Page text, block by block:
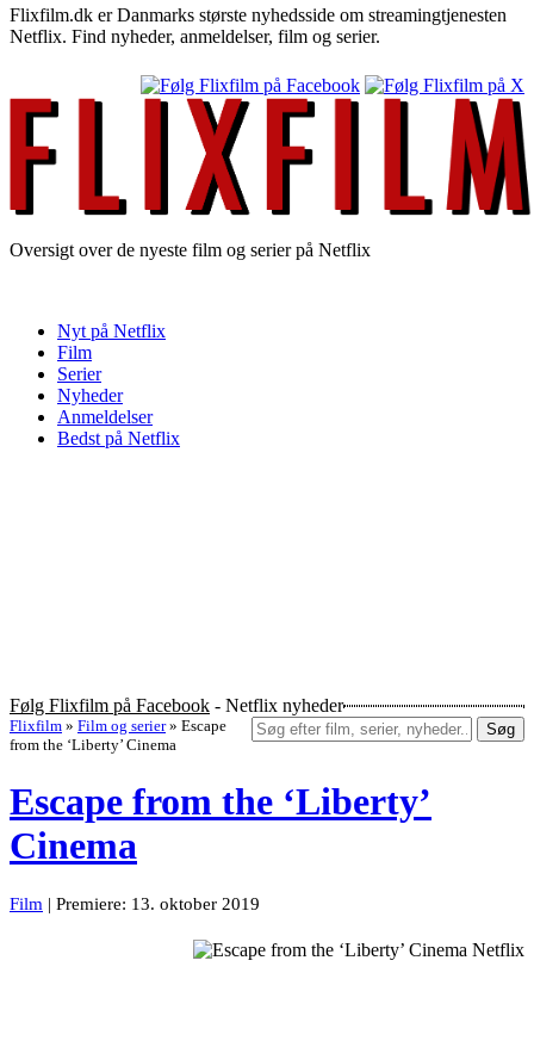
Flixfilm.dk er Danmarks største nyhedsside om streamingtjenesten
Netflix. Find nyheder, anmeldelser, film og serier.
Oversigt over de nyeste film og serier på Netflix
Nyt på Netflix
Film
Serier
Nyheder
Anmeldelser
Bedst på Netflix
Følg Flixfilm på Facebook - Netflix nyheder
Søg
Flixfilm » Film og serier » Escape
from the ‘Liberty’ Cinema
Escape from the ‘Liberty’
Cinema
Film | Premiere: 13. oktober 2019